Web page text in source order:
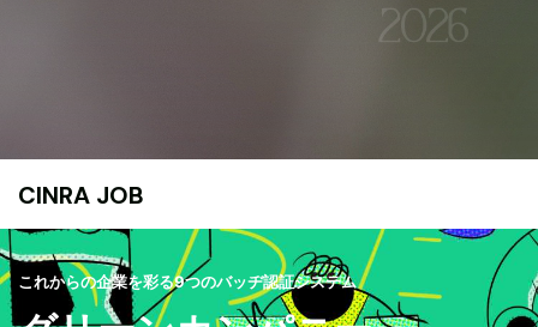
CINRA JOB
これからの企業を彩る9つのバッヂ認証システム